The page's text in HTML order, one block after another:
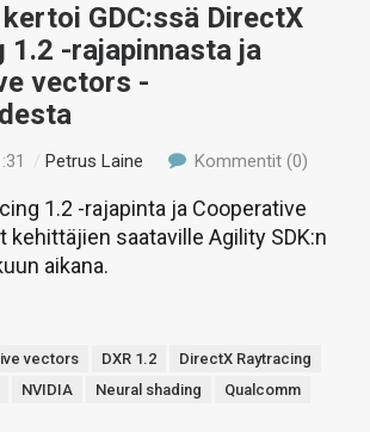
GDC:ssä DirectX
1.2 -rajapinnasta ja
vectors -
/Petrus Laine Kommentit (0)
1.2 -rajapinta ja Cooperative
saataville Agility SDK:n
aikana.
vectors DXR 1.2
DirectX Raytracing
NVIDIA Neural shading Qualcomm